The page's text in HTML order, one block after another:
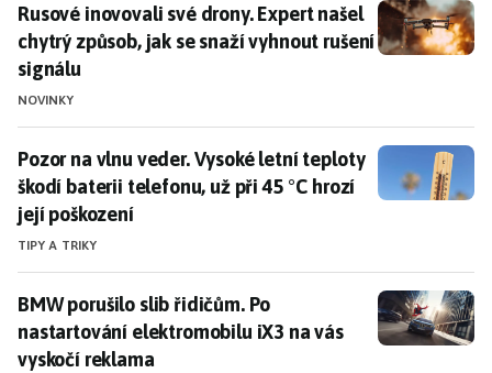
Rusové inovovali své drony. Expert našel chytrý
Rusové inovovali své drony. Expert našel
chytrý způsob, jak se snaží vyhnout rušení
signálu
NOVINKY
Pozor na vlnu veder. Vysoké letní teploty škodí
Pozor na vlnu veder. Vysoké letní teploty
škodí baterii telefonu, už při 45 °C hrozí
její poškození
TIPY A TRIKY
BMW porušilo slib řidičům. Po nastartování
BMW porušilo slib řidičům. Po
nastartování elektromobilu iX3 na vás
vyskočí reklama